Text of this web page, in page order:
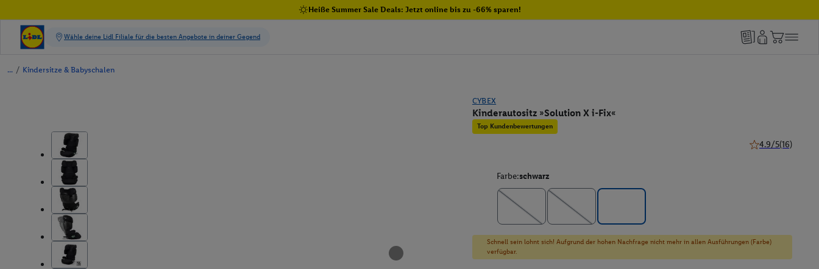
Heiße Summer Sale Deals: Jetzt online bis zu -66% sparen!
/ Kindersitze & Babyschalen
CYBEX
Kinderautositz »Solution X i-Fix«
Top Kundenbewertungen
4.9/5(16)
Farbe:schwarz
Schnell sein lohnt sich! Aufgrund der hohen Nachfrage nicht mehr in allen Ausführungen (Farbe)
verfügbar.